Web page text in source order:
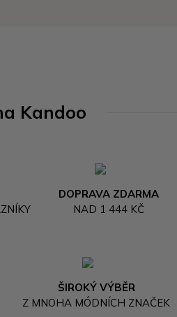
Kandoo
DOPRAVA ZDARMA
NAD 1 444 KČ
ŠIROKÝ VÝBĚR
Z MNOHA MÓDNÍCH ZNAČEK